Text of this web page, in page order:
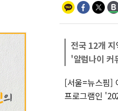
전국 12개 지
'알럼나이 커
[서울=뉴스핌]
프로그램인